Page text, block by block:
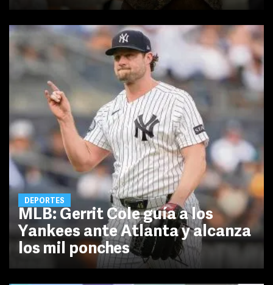
DEPORTES
MLB: Gerrit Cole guía a los
Yankees ante Atlanta y alcanza
los mil ponches